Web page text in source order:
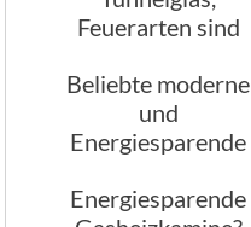
Feuerarten sind
abhängig vom
Kunden
Beliebte moderne
und
Energiesparende
Energiesparende